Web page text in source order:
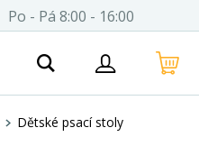
Po - Pá 8:00 - 16:00
Dětské psací stoly